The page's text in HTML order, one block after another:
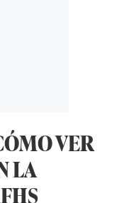
VER
LA